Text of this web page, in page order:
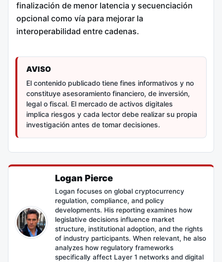
finalización de menor latencia y secuenciación
opcional como vía para mejorar la
interoperabilidad entre cadenas.
AVISO
El contenido publicado tiene fines informativos y no
constituye asesoramiento financiero, de inversión,
legal o fiscal. El mercado de activos digitales
implica riesgos y cada lector debe realizar su propia
investigación antes de tomar decisiones.
Logan Pierce
Logan focuses on global cryptocurrency
regulation, compliance, and policy
developments. His reporting examines how
legislative decisions influence market
structure, institutional adoption, and the rights
of industry participants. When relevant, he also
analyzes how regulatory frameworks
specifically affect Layer 1 networks and digital